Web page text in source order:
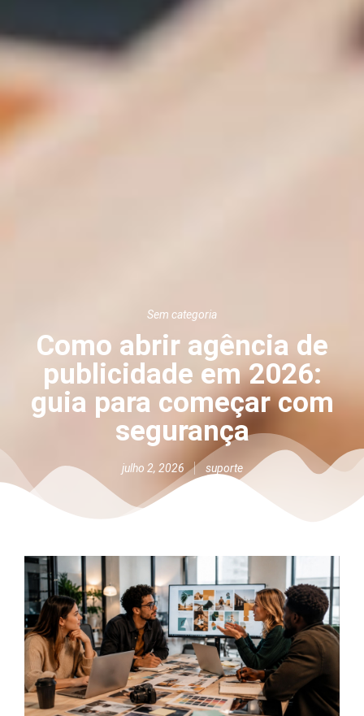
Sem categoria
Como abrir agência de
publicidade em 2026:
guia para começar com
segurança
julho 2, 2026 suporte